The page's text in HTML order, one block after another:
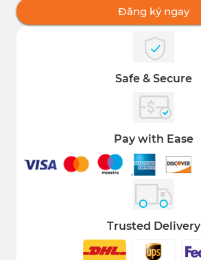
Đăng ký ngay
Safe & Secure
Pay with Ease
Trusted Delivery